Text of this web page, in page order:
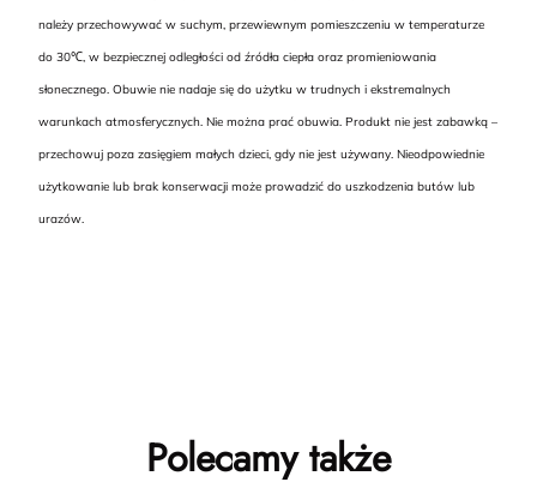
należy przechowywać w suchym, przewiewnym pomieszczeniu w temperaturze
do 30℃, w bezpiecznej odległości od źródła ciepła oraz promieniowania
słonecznego. Obuwie nie nadaje się do użytku w trudnych i ekstremalnych
warunkach atmosferycznych. Nie można prać obuwia. Produkt nie jest zabawką –
przechowuj poza zasięgiem małych dzieci, gdy nie jest używany. Nieodpowiednie
użytkowanie lub brak konserwacji może prowadzić do uszkodzenia butów lub
urazów.
Polecamy także